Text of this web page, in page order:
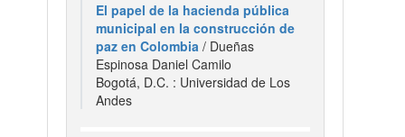
El papel de la hacienda pública
municipal en la construcción de
paz en Colombia / Dueñas
Espinosa Daniel Camilo
Bogotá, D.C. : Universidad de Los
Andes